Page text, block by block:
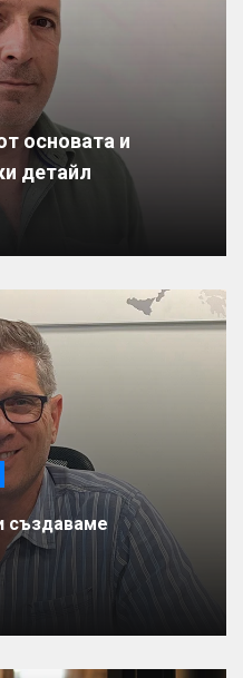
основата и
детайл
създаваме